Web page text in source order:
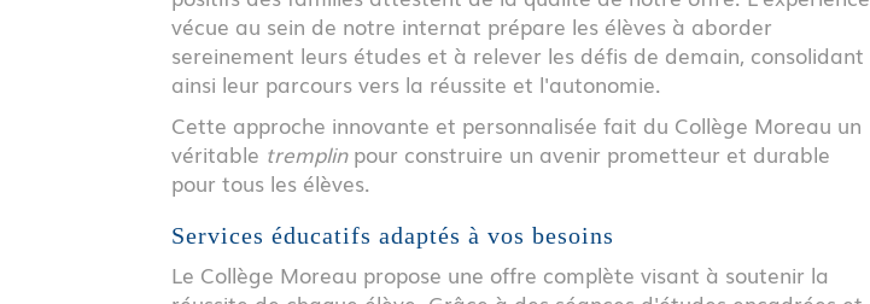
vécue au sein de notre internat prépare les élèves à aborder
sereinement leurs études et à relever les défis de demain, consolidant
ainsi leur parcours vers la réussite et l'autonomie.
Cette approche innovante et personnalisée fait du Collège Moreau un
véritable tremplinpour construire un avenir prometteur et durable
pour tous les élèves.
Services éducatifs adaptés à vos besoins
Le Collège Moreau propose une offre complète visant à soutenir la